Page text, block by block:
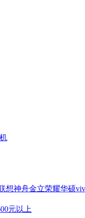
想神舟金立荣耀华硕
元以上